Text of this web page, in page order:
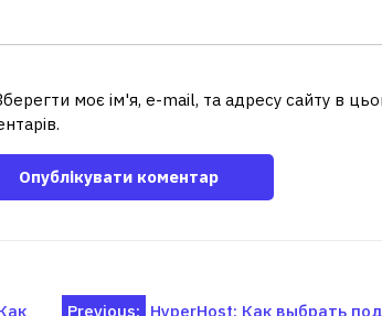
моє ім'я, e-mail, та адресу сайту в
Previous: HyperHost: Как выбрать